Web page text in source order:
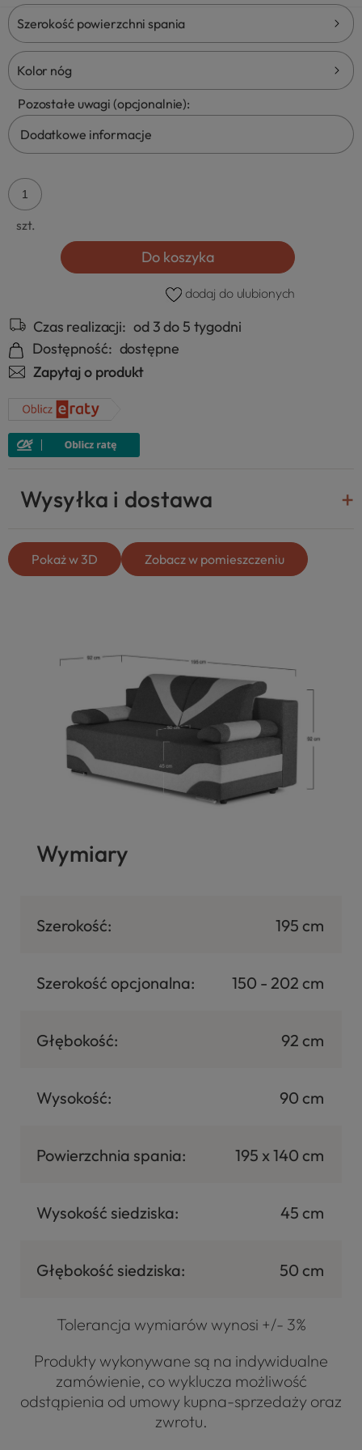
Szerokość powierzchni spania
Kolor nóg
Pozostałe uwagi (opcjonalnie):
szt.
Do koszyka
dodaj do ulubionych
Czas realizacji: od 3 do 5 tygodni
Dostępność: dostępne
Zapytaj o produkt
Wysyłka i dostawa
Pokaż w 3D Zobacz w pomieszczeniu
Wymiary
Szerokość: 195 cm
Szerokość opcjonalna: 150 - 202 cm
Głębokość: 92 cm
Wysokość: 90 cm
Powierzchnia spania: 195 x 140 cm
Wysokość siedziska: 45 cm
Głębokość siedziska: 50 cm
Tolerancja wymiarów wynosi +/- 3%
Produkty wykonywane są na indywidualne
zamówienie, co wyklucza możliwość
odstąpienia od umowy kupna-sprzedaży oraz
zwrotu.